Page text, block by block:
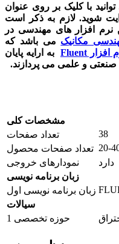
با کلیک بر روی عنوان
شوید. لازم به ذکر است
نرم افزار های مهندسی در
مکانیک می باشد که
افزار Fluent به ارایه پایان
و علمی می پردازند.
مشخصات کلی
تعداد صفحات
38
تعداد صفحات محصول 20-
نمودارهای خروجی
دارد
زبان برنامه نویسی
زبان برنامه نویسی اول
سیالات
حوزه تخصصی 1